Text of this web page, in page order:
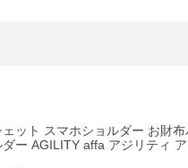
ット スマホショルダー お財
ー AGILITY affa アジリティ